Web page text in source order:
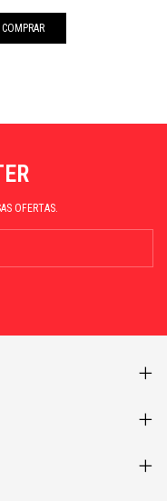
COMPRAR
OFERTAS.